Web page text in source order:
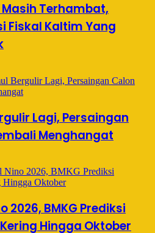
Terhambat,
Fiskal Kaltim Yang
Lagi, Persaingan
Menghangat
2026, BMKG Prediksi
Hingga Oktober